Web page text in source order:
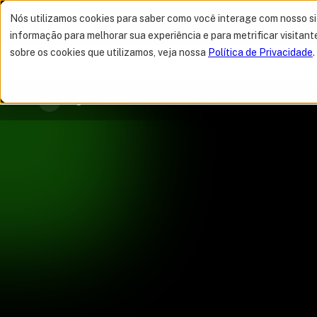
Nós utilizamos cookies para saber como você interage com nosso
informação para melhorar sua experiência e para metrificar
sobre os cookies que utilizamos, veja nossa Política de Privacidade.
MELHOR OFERTA
Navegue por categorias
Blog Tera Autores Izadora Perkoski